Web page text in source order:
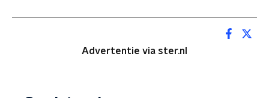
Advertentie via ster.nl